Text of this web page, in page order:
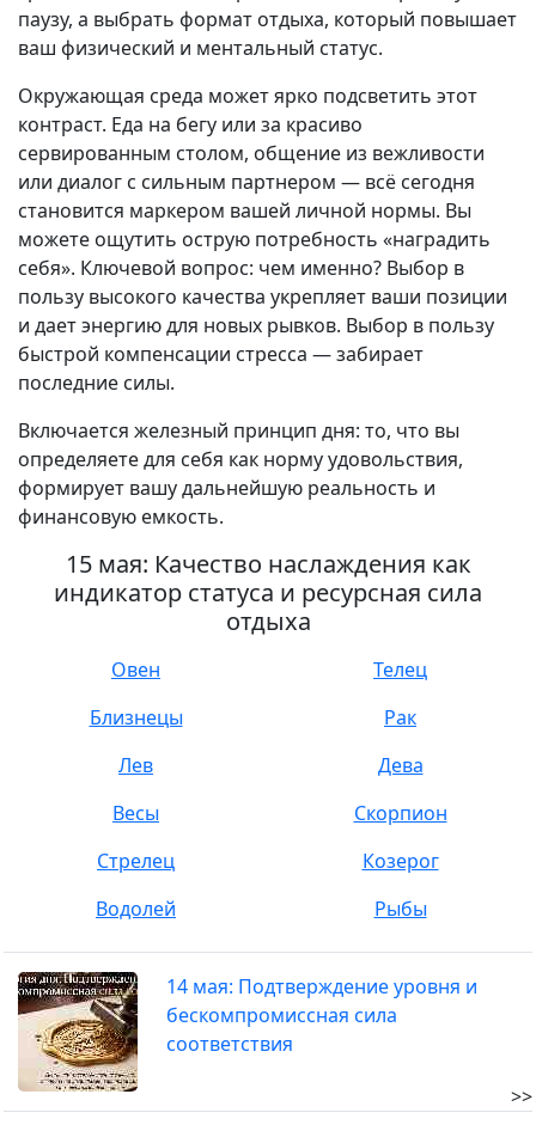
паузу, а выбрать формат отдыха, который повышает
ваш физический и ментальный статус.
Окружающая среда может ярко подсветить этот
контраст. Еда на бегу или за красиво
сервированным столом, общение из вежливости
или диалог с сильным партнером — всё сегодня
становится маркером вашей личной нормы. Вы
можете ощутить острую потребность «наградить
себя». Ключевой вопрос: чем именно? Выбор в
пользу высокого качества укрепляет ваши позиции
и дает энергию для новых рывков. Выбор в пользу
быстрой компенсации стресса — забирает
последние силы.
Включается железный принцип дня: то, что вы
определяете для себя как норму удовольствия,
формирует вашу дальнейшую реальность и
финансовую емкость.
15 мая: Качество наслаждения как
индикатор статуса и ресурсная сила
отдыха
Овен
Телец
Близнецы
Рак
Лев
Дева
Весы
Скорпион
Стрелец
Козерог
Водолей
Рыбы
14 мая: Подтверждение уровня и
бескомпромиссная сила
соответствия
>>